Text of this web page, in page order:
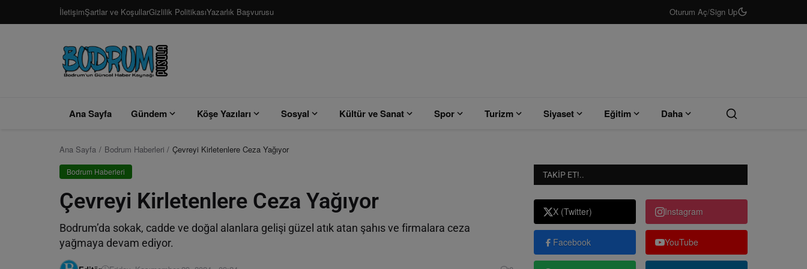
İletişimŞartlar ve KoşullarGizlilik PolitikasıYazarlık Başvurusu Oturum Aç/Sign Up
Ana Sayfa Gündem Köşe Yazıları Sosyal Kültür ve Sanat Spor Turizm Siyaset Eğitim Daha
Ana Sayfa Bodrum Haberleri Çevreyi Kirletenlere Ceza Yağıyor
Bodrum Haberleri
Çevreyi Kirletenlere Ceza Yağıyor
Bodrum’da sokak, cadde ve doğal alanlara gelişi güzel atık atan şahıs ve firmalara ceza
yağmaya devam ediyor.
TAKIP ET!..
X (Twitter) Instagram
Facebook YouTube